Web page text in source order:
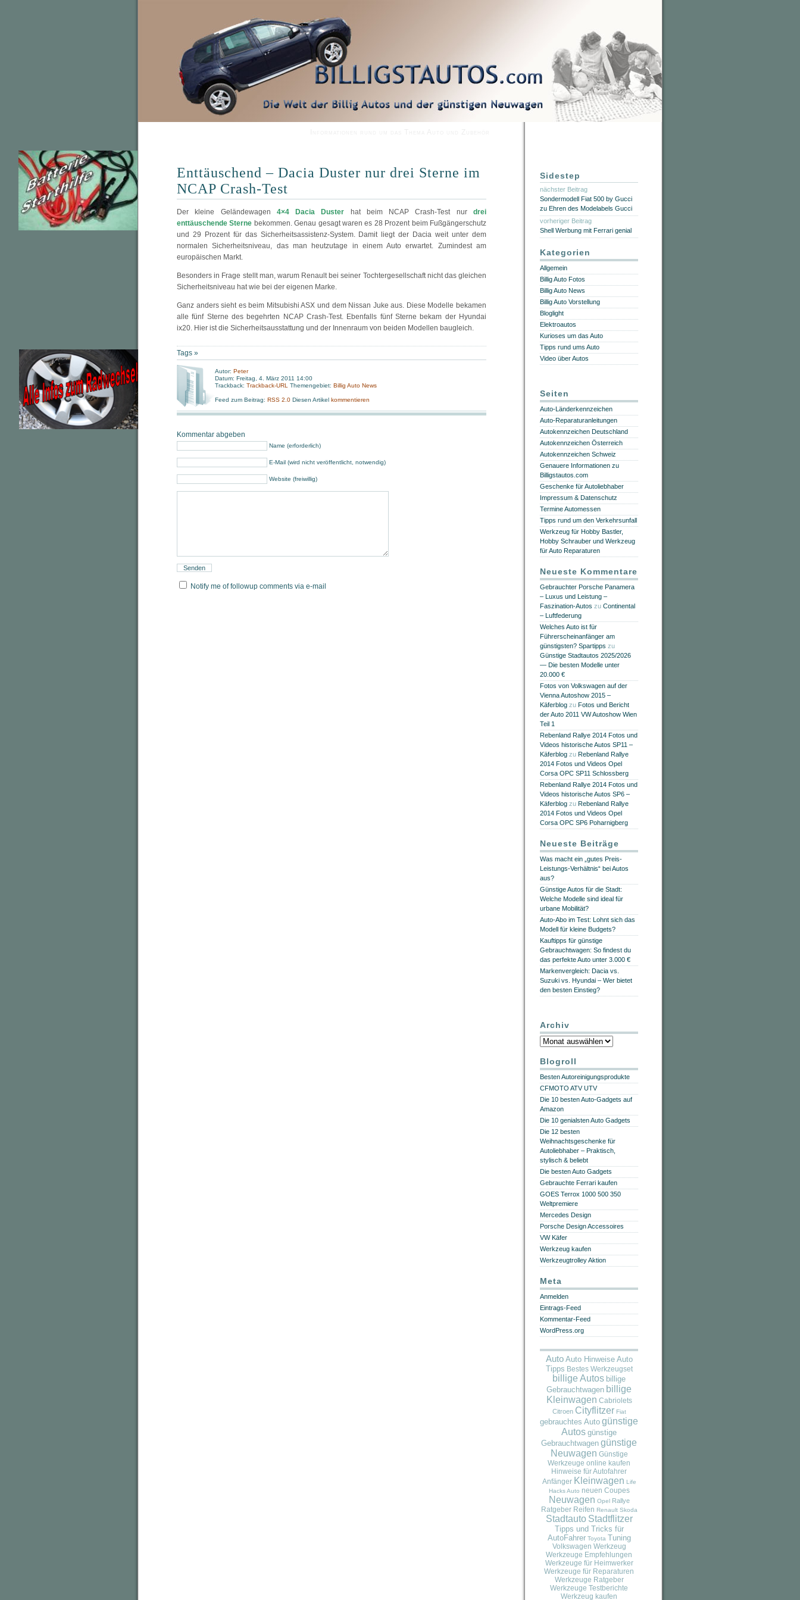
Enttäuschend – Dacia Duster nur drei Sterne im
NCAP Crash-Test
Der kleine Geländewagen 4×4 Dacia Duster hat beim NCAP Crash-Test nurdrei
enttäuschende Sterne bekommen. Genau gesagt waren es 28 Prozent beim Fußgängerschutz
und 29 Prozent für das Sicherheitsassistenz-System. Damit liegt der Dacia weit unter dem
normalen Sicherheitsniveau, das man heutzutage in einem Auto erwartet. Zumindest am
europäischen Markt.
Besonders in Frage stellt man, warum Renault bei seiner Tochtergesellschaft nicht das gleichen
Sicherheitsniveau hat wie bei der eigenen Marke.
Ganz anders sieht es beim Mitsubishi ASX und dem Nissan Juke aus. Diese Modelle bekamen
alle fünf Sterne des begehrten NCAP Crash-Test. Ebenfalls fünf Sterne bekam der Hyundai
ix20. Hier ist die Sicherheitsausstattung und der Innenraum von beiden Modellen baugleich.
Tags »
Autor: Peter
Datum: Freitag, 4. März 2011 14:00
Trackback: Trackback-URL Themengebiet: Billig Auto News
Feed zum Beitrag: RSS 2.0 Diesen Artikel kommentieren
Kommentar abgeben
Name (erforderlich)
E-Mail (wird nicht veröffentlicht, notwendig)
Website (freiwillig)
Notify me of followup comments via e-mail
Sidestep
nächster Beitrag
Sondermodell Fiat 500 by Gucci
zu Ehren des Modelabels Gucci
vorheriger Beitrag
Shell Werbung mit Ferrari genial
Kategorien
Allgemein
Billig Auto Fotos
Billig Auto News
Billig Auto Vorstellung
Bloglight
Elektroautos
Kurioses um das Auto
Tipps rund ums Auto
Video über Autos
Seiten
Auto-Länderkennzeichen
Auto-Reparaturanleitungen
Autokennzeichen Deutschland
Autokennzeichen Österreich
Autokennzeichen Schweiz
Genauere Informationen zu
Billigstautos.com
Geschenke für Autoliebhaber
Impressum & Datenschutz
Termine Automessen
Tipps rund um den Verkehrsunfall
Werkzeug für Hobby Bastler,
Hobby Schrauber und Werkzeug
für Auto Reparaturen
Neueste Kommentare
Gebrauchter Porsche Panamera
– Luxus und Leistung –
Faszination-Autos zu Continental
– Luftfederung
Welches Auto ist für
Führerscheinanfänger am
günstigsten? Spartipps zu
Günstige Stadtautos 2025/2026
— Die besten Modelle unter
20.000 €
Fotos von Volkswagen auf der
Vienna Autoshow 2015 –
Käferblog zu Fotos und Bericht
der Auto 2011 VW Autoshow Wien
Teil 1
Rebenland Rallye 2014 Fotos und
Videos historische Autos SP11 –
Käferblog zu Rebenland Rallye
2014 Fotos und Videos Opel
Corsa OPC SP11 Schlossberg
Rebenland Rallye 2014 Fotos und
Videos historische Autos SP6 –
Käferblog zu Rebenland Rallye
2014 Fotos und Videos Opel
Corsa OPC SP6 Poharnigberg
Neueste Beiträge
Was macht ein „gutes Preis-
Leistungs-Verhältnis“ bei Autos
aus?
Günstige Autos für die Stadt:
Welche Modelle sind ideal für
urbane Mobilität?
Auto-Abo im Test: Lohnt sich das
Modell für kleine Budgets?
Kauftipps für günstige
Gebrauchtwagen: So findest du
das perfekte Auto unter 3.000 €
Markenvergleich: Dacia vs.
Suzuki vs. Hyundai – Wer bietet
den besten Einstieg?
Archiv
Archiv
Blogroll
Besten Autoreinigungsprodukte
CFMOTO ATV UTV
Die 10 besten Auto-Gadgets auf
Amazon
Die 10 genialsten Auto Gadgets
Die 12 besten
Weihnachtsgeschenke für
Autoliebhaber – Praktisch,
stylisch & beliebt
Die besten Auto Gadgets
Gebrauchte Ferrari kaufen
GOES Terrox 1000 500 350
Weltpremiere
Mercedes Design
Porsche Design Accessoires
VW Käfer
Werkzeug kaufen
Werkzeugtrolley Aktion
Meta
Anmelden
Eintrags-Feed
Kommentar-Feed
WordPress.org
Auto Auto Hinweise Auto
Tipps Bestes Werkzeugset
billige Autos billige
Gebrauchtwagen billige
Kleinwagen Cabriolets
Citroen Cityflitzer Fiat
gebrauchtes Auto günstige
Autos günstige
Gebrauchtwagen günstige
Neuwagen Günstige
Werkzeuge online kaufen
Hinweise für Autofahrer
Anfänger Kleinwagen Life
Hacks Auto neuen Coupes
Neuwagen Opel Rallye
Ratgeber Reifen Renault Skoda
Stadtauto Stadtflitzer
Tipps und Tricks für
AutoFahrer Toyota Tuning
Volkswagen Werkzeug
Werkzeuge Empfehlungen
Werkzeuge für Heimwerker
Werkzeuge für Reparaturen
Werkzeuge Ratgeber
Werkzeuge Testberichte
Werkzeug kaufen